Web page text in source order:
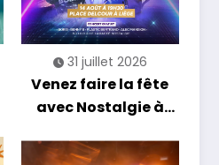
31 juillet 2026
Venez faire la fête
avec Nostalgie à